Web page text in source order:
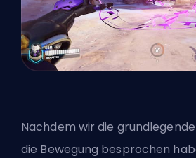
Nachdem wir die
die Bewegung besprochen